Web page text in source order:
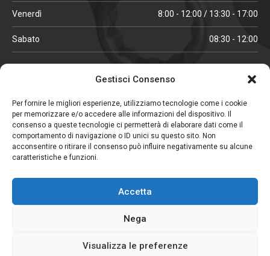
Gestisci Consenso
Per fornire le migliori esperienze, utilizziamo tecnologie come i cookie
per memorizzare e/o accedere alle informazioni del dispositivo. Il
consenso a queste tecnologie ci permetterà di elaborare dati come il
comportamento di navigazione o ID unici su questo sito. Non
acconsentire o ritirare il consenso può influire negativamente su alcune
caratteristiche e funzioni.
Accetta
Nega
Visualizza le preferenze
Venerdì 8:00 - 12:00 / 13:30 - 17:00
Sabato 08:30 - 12:00
ORARI IN ALTA STAGIONE
Lunedì - Venerdì 08:00 - 12:00 / 13:30 -18:00
Sabato 08:00 - 12:00
CHIUSO IL SABATO
(gennaio, febbraio, agosto, settembre)
Copyright © 2026. Viglezio - Tutti i diritti riservati.